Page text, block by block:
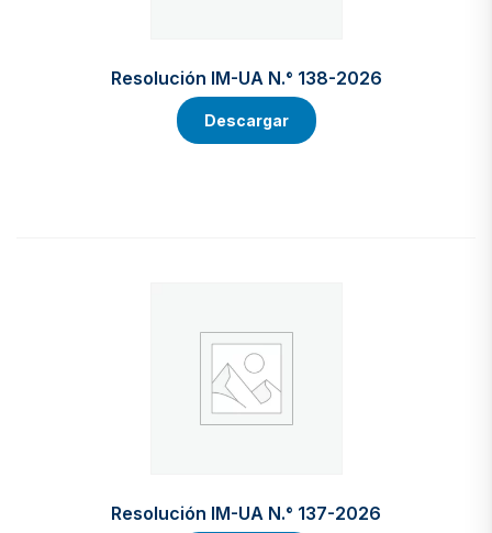
Resolución IM-UA N.° 138-2026
Descargar
Resolución IM-UA N.° 137-2026